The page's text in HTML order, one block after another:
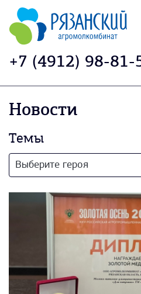
+7 (4912) 98-81-
Новости
Темы
Выберите героя